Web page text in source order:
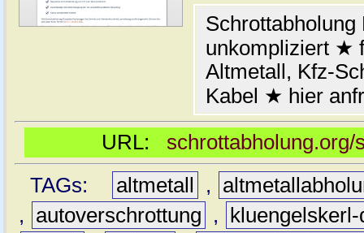
unkompliziert ★
Altmetall, Kfz-
Kabel ★ hier
URL: schrottabholung.org/
TAGs:
altmetall ,
,
autoverschrottung ,